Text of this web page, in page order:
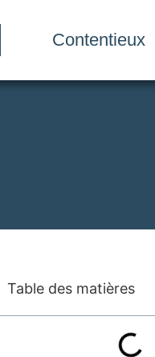
Contentieux
Table des matières